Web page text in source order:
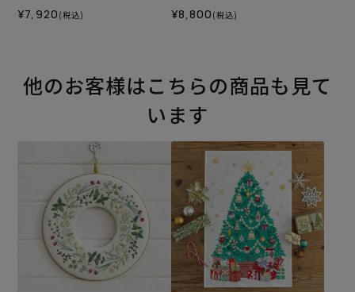
¥7,920 (税込) ¥8,800 (税込)
他のお客様はこちらの商品も見て
います